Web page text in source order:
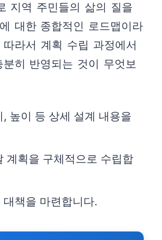
지역 주민들의 삶의 질을
대한 종합적인 로드맵이라
라서 계획 수립 과정에서
히 반영되는 것이 무엇보
, 높이 등 상세 설계 내용을
계획을 구체적으로 수립합
책을 마련합니다.